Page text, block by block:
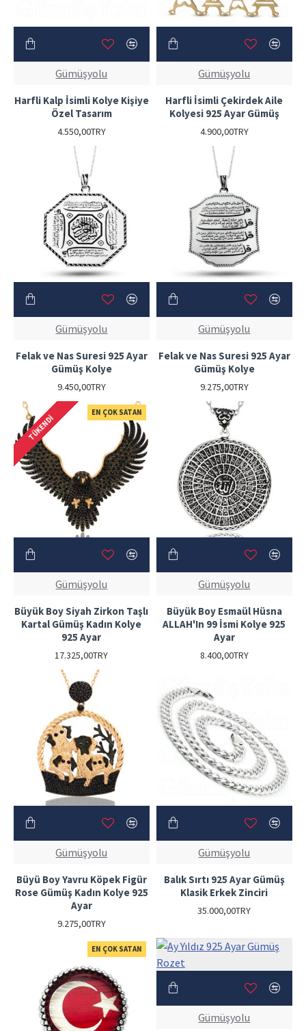
Gümüşyolu
Harfli Kalp İsimli Kolye Kişiye
Özel Tasarım
4.550,00TRY
Gümüşyolu
Harfli İsimli Çekirdek Aile
Kolyesi 925 Ayar Gümüş
4.900,00TRY
Gümüşyolu
Felak ve Nas Suresi 925 Ayar
Gümüş Kolye
9.450,00TRY
Gümüşyolu
Felak ve Nas Suresi 925 Ayar
Gümüş Kolye
9.275,00TRY
EN ÇOK SATAN
TÜKENDI
Gümüşyolu
Büyük Boy Siyah Zirkon Taşlı
Kartal Gümüş Kadın Kolye
925 Ayar
17.325,00TRY
Gümüşyolu
Büyük Boy Esmaül Hüsna
ALLAH'In 99 İsmi Kolye 925
Ayar
8.400,00TRY
Gümüşyolu
Büyü Boy Yavru Köpek Figür
Rose Gümüş Kadın Kolye 925
Ayar
9.275,00TRY
Gümüşyolu
Balık Sırtı 925 Ayar Gümüş
Klasik Erkek Zinciri
35.000,00TRY
EN ÇOK SATAN
Gümüşyolu